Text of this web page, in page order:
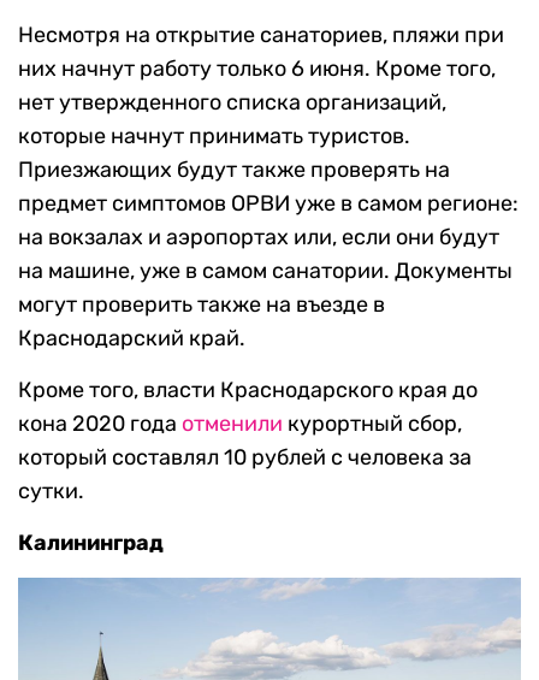
Несмотря на открытие санаториев, пляжи при
них начнут работу только 6 июня. Кроме того,
нет утвержденного списка организаций,
которые начнут принимать туристов.
Приезжающих будут также проверять на
предмет симптомов ОРВИ уже в самом регионе:
на вокзалах и аэропортах или, если они будут
на машине, уже в самом санатории. Документы
могут проверить также на въезде в
Краснодарский край.
Кроме того, власти Краснодарского края до
кона 2020 года отменили курортный сбор,
который составлял 10 рублей с человека за
сутки.
Калининград